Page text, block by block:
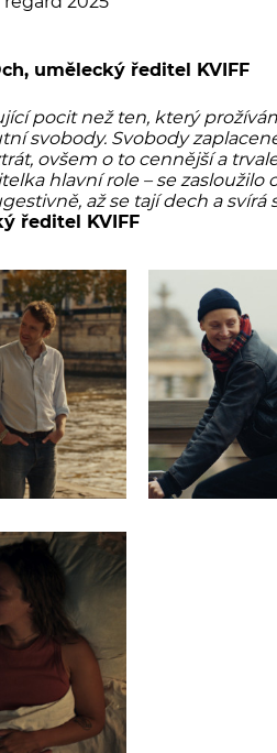
umělecký ředitel KVIFF
pocit než ten, který
svobody. Svobody
ovšem o to cennější a
hlavní role – se
až se tají dech a svírá
ředitel KVIFF